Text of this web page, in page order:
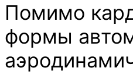
Помимо
формы